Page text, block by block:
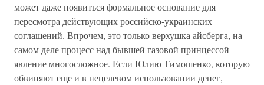
может даже появиться формальное основание для
пересмотра действующих российско-украинских
соглашений. Впрочем, это только верхушка айсберга, на
самом деле процесс над бывшей газовой принцессой —
явление многосложное. Если Юлию Тимошенко, которую
обвиняют еще и в нецелевом использовании денег,